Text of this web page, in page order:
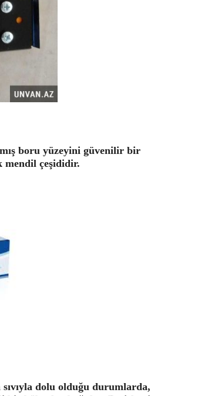
boru yüzeyini güvenilir bir
mendil çeşididir.
dolu olduğu durumlarda,